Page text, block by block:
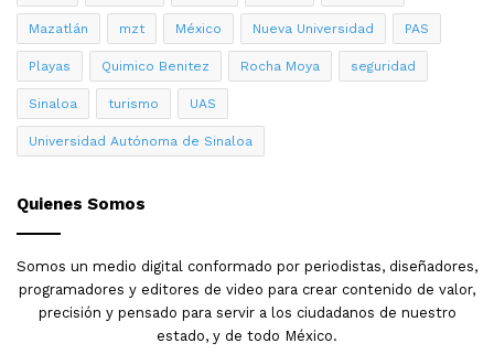
Mazatlán mzt México Nueva Universidad PAS
Playas Quimico Benitez Rocha Moya seguridad
Sinaloa turismo UAS
Universidad Autónoma de Sinaloa
Quienes Somos
Somos un medio digital conformado por periodistas, diseñadores,
programadores y editores de video para crear contenido de valor,
precisión y pensado para servir a los ciudadanos de nuestro
estado, y de todo México.